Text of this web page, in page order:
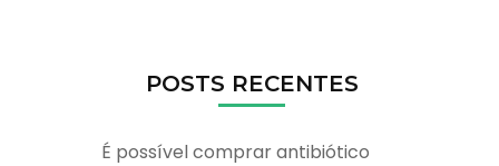
POSTS RECENTES
É possível comprar antibiótico